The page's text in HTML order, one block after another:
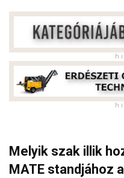
h i
h
Melyik szak illik
MATE standjához